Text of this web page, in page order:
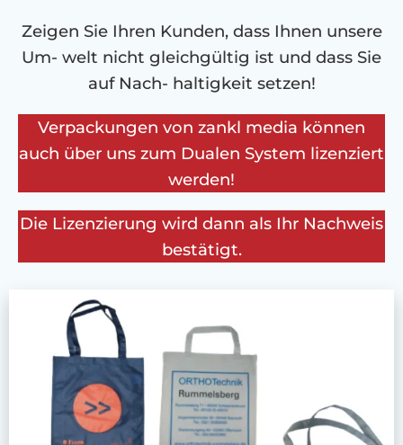
Zeigen Sie Ihren Kunden, dass Ihnen unsere
Um- welt nicht gleichgültig ist und dass Sie
auf Nach- haltigkeit setzen!
Verpackungen von zankl media können
auch über uns zum Dualen System lizenziert
werden!
Die Lizenzierung wird dann als Ihr Nachweis
bestätigt.